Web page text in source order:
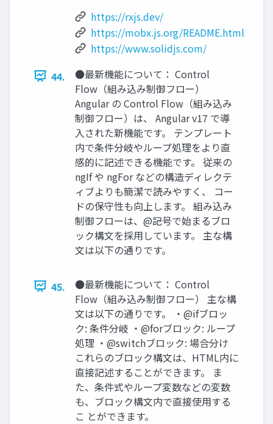
https://rxjs.dev/
https://mobx.js.org/README.html
https://www.solidjs.com/
44.
●最新機能について： Control
Flow（組み込み制御フロー）
Angular の Control Flow（組み込み
制御フロー）は、 Angular v17 で導
入された新機能です。 テンプレート
内で条件分岐やループ処理をより直
感的に記述できる機能です。 従来の
ngIf や ngFor などの構造ディレクテ
ィブよりも簡潔で読みやすく、 コー
ドの保守性も向上します。 組み込み
制御フローは、@記号で始まるブロ
ック構文を採用しています。 主な構
文は以下の通りです。
45.
●最新機能について： Control
Flow（組み込み制御フロー） 主な構
文は以下の通りです。 ・@ifブロッ
ク: 条件分岐 ・@forブロック: ループ
処理 ・@switchブロック: 場合分け
これらのブロック構文は、HTML内に
直接記述することができます。 ま
た、条件式やループ変数などの変数
も、ブロック構文内で直接使用する
こ とができます。